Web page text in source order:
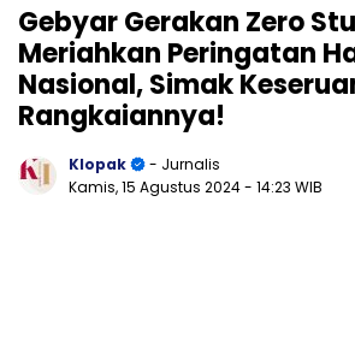
Gebyar Gerakan Zero
Meriahkan Peringatan
Nasional, Simak
Rangkaiannya!
Klopak
- Jurnalis
Kamis, 15 Agustus 2024- 14:23 WIB